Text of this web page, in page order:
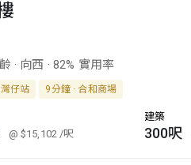
· 向西 · 82% 實用率
仔站 9分鐘 · 合和商場
@ $15,102 /呎
建築
300呎